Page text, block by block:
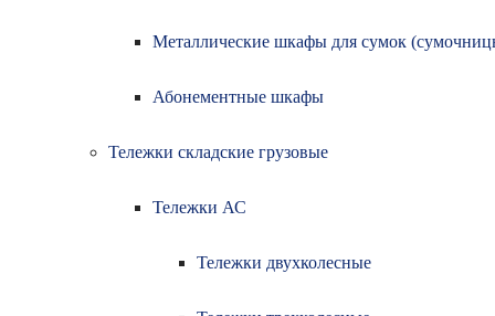
Металлические шкафы для сумок
Абонементные шкафы
Тележки складские грузовые
Тележки АС
Тележки двухколесные